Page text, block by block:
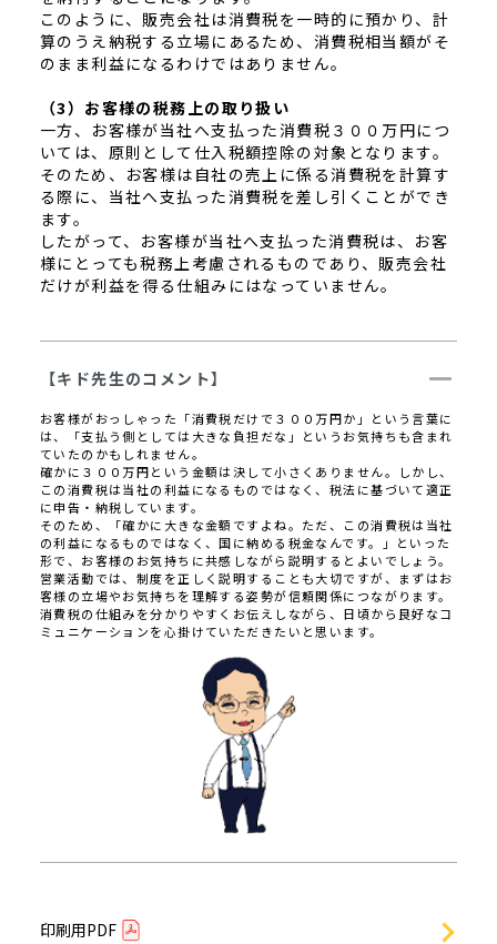
このように、販売会社は消費税を一時的に預かり、計
算のうえ納税する立場にあるため、消費税相当額がそ
のまま利益になるわけではありません。
（3）お客様の税務上の取り扱い
一方、お客様が当社へ支払った消費税３００万円につ
いては、原則として仕入税額控除の対象となります。
そのため、お客様は自社の売上に係る消費税を計算す
る際に、当社へ支払った消費税を差し引くことができ
ます。
したがって、お客様が当社へ支払った消費税は、お客
様にとっても税務上考慮されるものであり、販売会社
だけが利益を得る仕組みにはなっていません。
【キド先生のコメント】
お客様がおっしゃった「消費税だけで３００万円か」という言葉に
は、「支払う側としては大きな負担だな」というお気持ちも含まれ
ていたのかもしれません。
確かに３００万円という金額は決して小さくありません。しかし、
この消費税は当社の利益になるものではなく、税法に基づいて適正
に申告・納税しています。
そのため、「確かに大きな金額ですよね。ただ、この消費税は当社
の利益になるものではなく、国に納める税金なんです。」といった
形で、お客様のお気持ちに共感しながら説明するとよいでしょう。
営業活動では、制度を正しく説明することも大切ですが、まずはお
客様の立場やお気持ちを理解する姿勢が信頼関係につながります。
消費税の仕組みを分かりやすくお伝えしながら、日頃から良好なコ
ミュニケーションを心掛けていただきたいと思います。
印刷用PDF